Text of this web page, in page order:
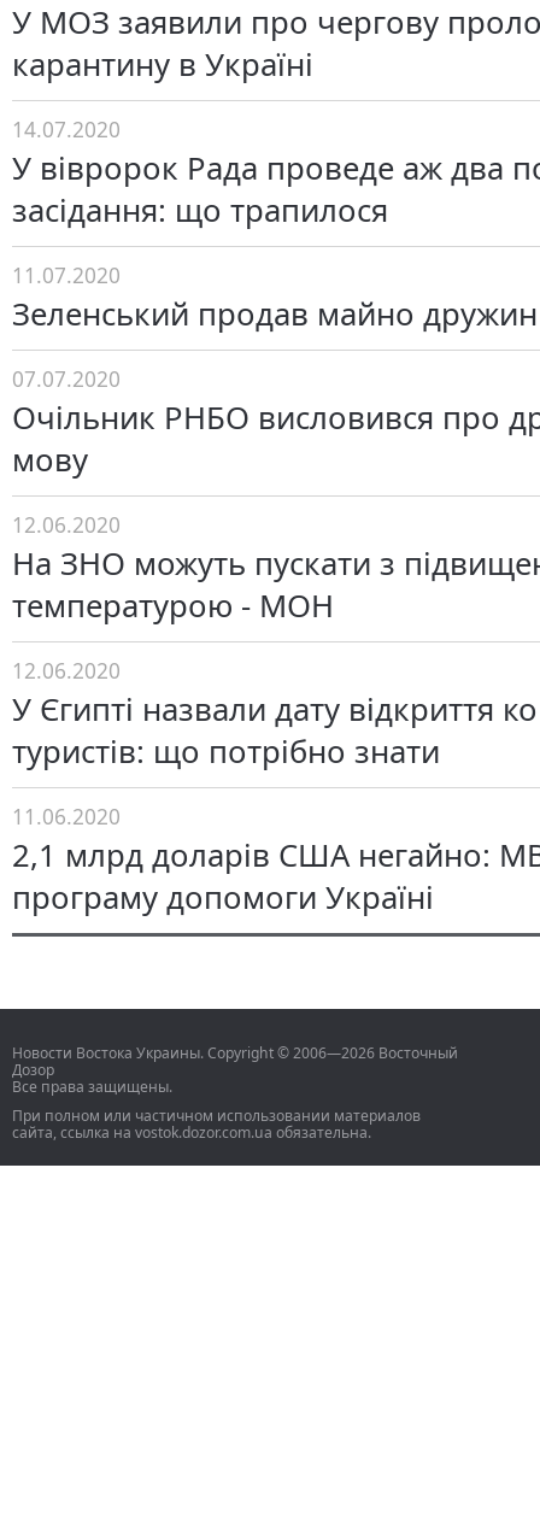
У МОЗ заявили про чергову
карантину в Україні
14.07.2020
У вівророк Рада проведе аж два
засідання: що трапилося
11.07.2020
Зеленський продав майно
07.07.2020
Очільник РНБО висловився про
мову
12.06.2020
На ЗНО можуть пускати з
температурою - МОН
12.06.2020
У Єгипті назвали дату відкриття
туристів: що потрібно знати
11.06.2020
2,1 млрд доларів США негайно:
програму допомоги Україні
Новости Востока Украины. Copyright © 2006—2026 Восточный
Дозор
Все права защищены.
При полном или частичном использовании материалов
сайта, ссылка на vostok.dozor.com.ua обязательна.